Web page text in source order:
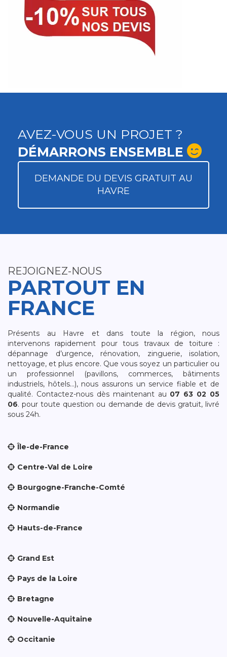
AVEZ-VOUS UN PROJET ?
DÉMARRONS ENSEMBLE
DEMANDE DU DEVIS GRATUIT AU
HAVRE
REJOIGNEZ-NOUS
PARTOUT EN
FRANCE
Présents au Havre et dans toute la région, nous
intervenons rapidement pour tous travaux de toiture :
dépannage d’urgence, rénovation, zinguerie, isolation,
nettoyage, et plus encore. Que vous soyez un particulier ou
un professionnel (pavillons, commerces, bâtiments
industriels, hôtels…), nous assurons un service fiable et de
qualité. Contactez-nous dès maintenant au 07 63 02 05
06. pour toute question ou demande de devis gratuit, livré
sous 24h.
Île-de-France
Centre-Val de Loire
Bourgogne-Franche-Comté
Normandie
Hauts-de-France
Grand Est
Pays de la Loire
Bretagne
Nouvelle-Aquitaine
Occitanie